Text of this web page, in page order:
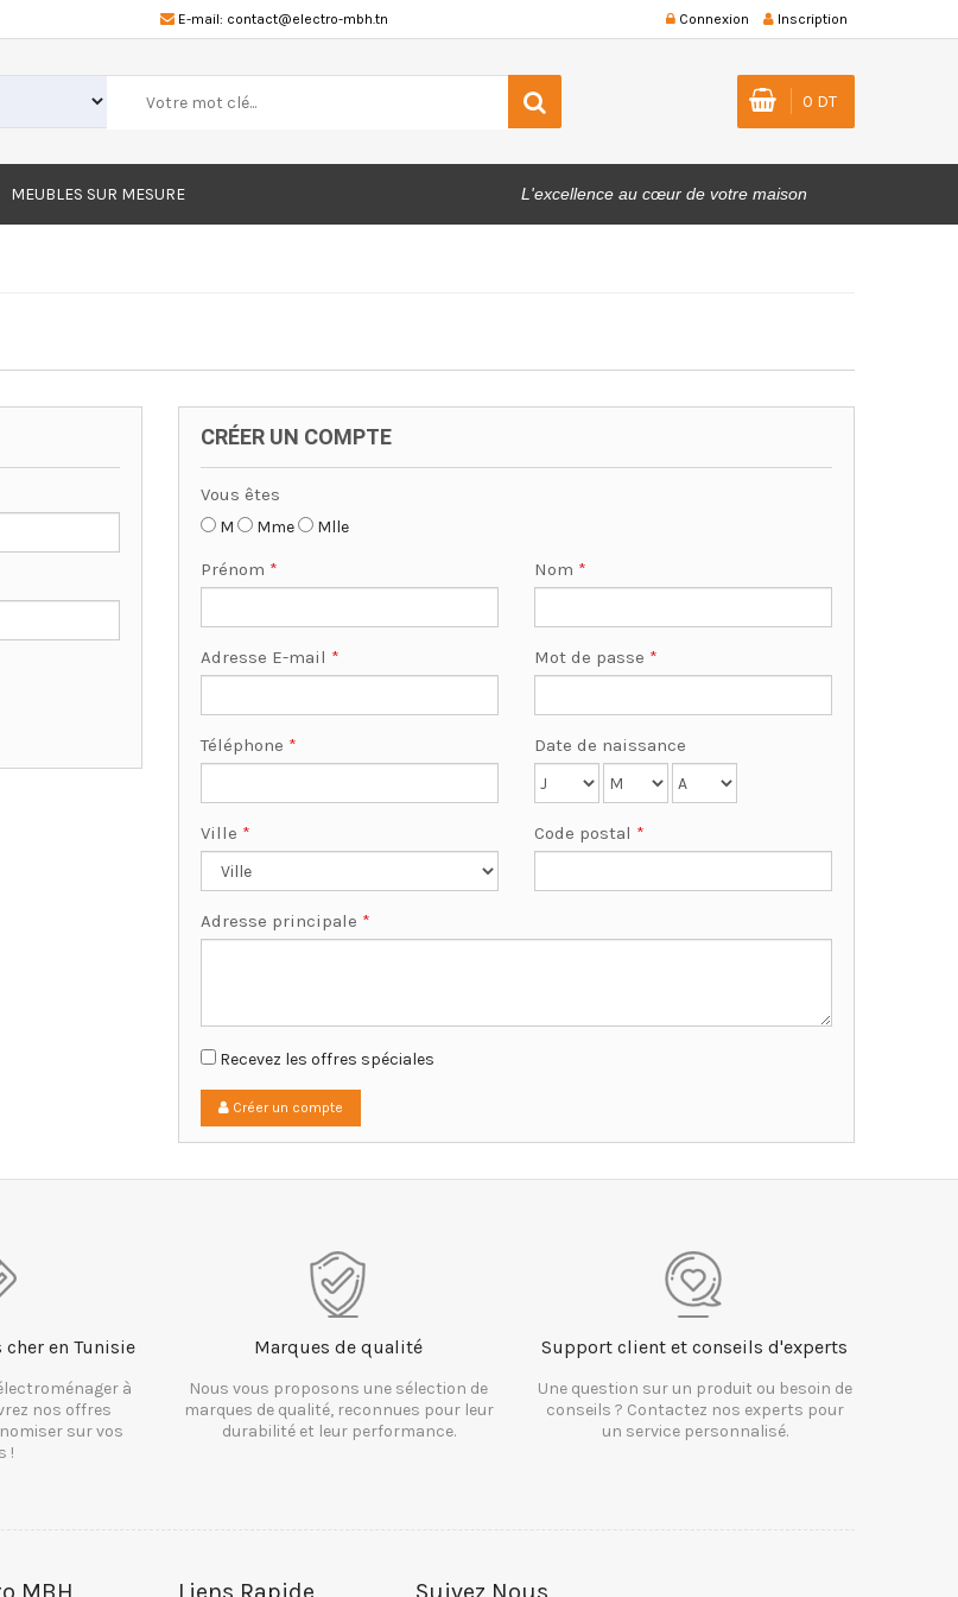
E-mail: contact@electro-mbh.tn Inscription
Connexion
0 DT
MEUBLES SUR MESURE L'excellence au cœur de votre maison
CRÉER UN COMPTE
Vous êtes
M Mme Mlle
Prénom * Nom *
Adresse E-mail * Mot de passe *
Téléphone * Date de naissance
Ville * Code postal *
Adresse principale *
Recevez les offres spéciales
Créer un compte
Loading...
en Tunisie
à
nos offres
sur vos
!
Marques de qualité
Nous vous proposons une sélection de
marques de qualité, reconnues pour leur
durabilité et leur performance.
Support client et conseils d'experts
Une question sur un produit ou besoin de
conseils ? Contactez nos experts pour
un service personnalisé.